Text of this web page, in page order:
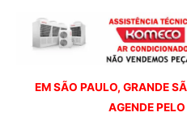
EM SÃO PAULO, GRANDE
AGENDE